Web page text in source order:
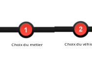
Choix du métier Choix du